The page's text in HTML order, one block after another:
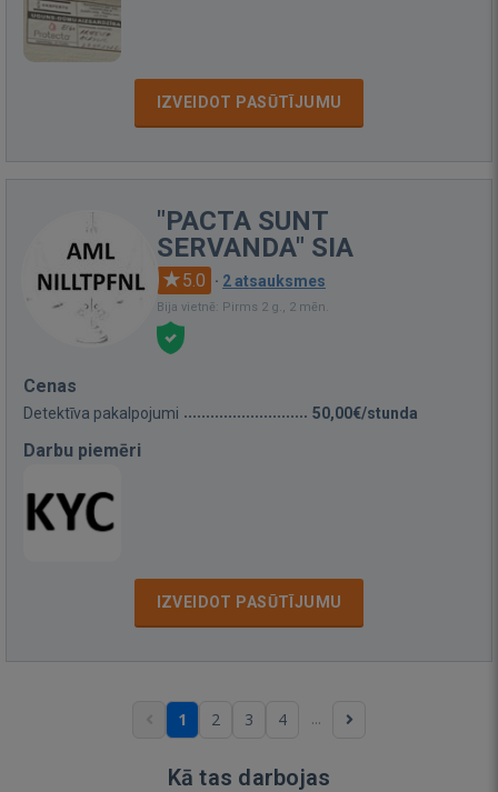
IZVEIDOT PASŪTĪJUMU
"PACTA SUNT
SERVANDA" SIA
5.0 · 2 atsauksmes
Bija vietnē: Pirms 2 g., 2 mēn.
Cenas
Detektīva pakalpojumi 50,00€/stunda
Darbu piemēri
IZVEIDOT PASŪTĪJUMU
1 2 3 4 ...
Kā tas darbojas